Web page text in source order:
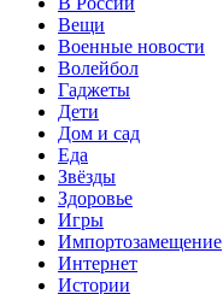
Вещи
Военные новости
Волейбол
Гаджеты
Дети
Дом и сад
Еда
Звёзды
Здоровье
Игры
Импортозамещение
Интернет
Истории